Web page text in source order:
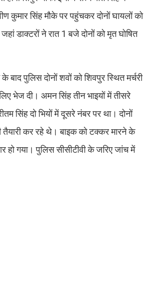
कुमार सिंह मौके पर पहुंचकर दोनों घायलों को
डाक्टरों ने रात 1 बजे दोनों को मृत घोषित
पुलिस दोनों शवों को शिवपुर स्थित मर्चरी
भेज दी। अमन सिंह तीन भाइयों में तीसरे
सिंह दो भियों में दूसरे नंबर पर था। दोनों
कर रहे थे। बाइक को टक्कर मारने के
हो गया। पुलिस सीसीटीवी के जरिए जांच में